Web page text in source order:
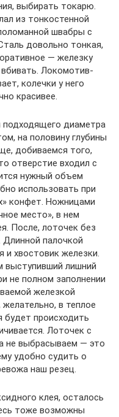
выбирать токарю.
из тонкостенной
швабры с
довольно тонкая,
— железку
Локомотив-
колечки у него
красивее.
подходящего диаметра
на половину глубины
добиваемся того,
отверстие входил с
нужный объем
использовать при
конфет. Ножницами
место», в нем
После, лоточек без
палочкой
и хвостовик железки.
выступивший лишний
не полном заполнении
железкой
желательно, в теплое
будет происходить
Лоточек с
не выбрасываем — это
удобно судить о
наш резец.
клея, осталось
тоже возможны